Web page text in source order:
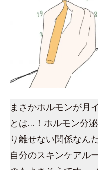
まさかホルモンが月
とは…！ホルモン分
り離せない関係なん
自分のスキンケアル